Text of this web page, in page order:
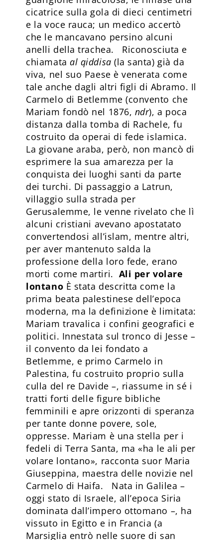
cicatrice sulla gola di dieci centimetri
e la voce rauca; un medico accertò
che le mancavano persino alcuni
anelli della trachea. Riconosciuta e
chiamataal qiddisa (la santa) già da
viva, nel suo Paese è venerata come
tale anche dagli altri figli di Abramo. Il
Carmelo di Betlemme (convento che
Mariam fondò nel 1876, ndr), a poca
distanza dalla tomba di Rachele, fu
costruito da operai di fede islamica.
La giovane araba, però, non mancò di
esprimere la sua amarezza per la
conquista dei luoghi santi da parte
dei turchi. Di passaggio a Latrun,
villaggio sulla strada per
Gerusalemme, le venne rivelato che lì
alcuni cristiani avevano apostatato
convertendosi all’islam, mentre altri,
per aver mantenuto salda la
professione della loro fede, erano
morti come martiri. Ali per volare
lontano È stata descritta come la
prima beata palestinese dell’epoca
moderna, ma la definizione è limitata:
Mariam travalica i confini geografici e
politici. Innestata sul tronco di Jesse –
il convento da lei fondato a
Betlemme, e primo Carmelo in
Palestina, fu costruito proprio sulla
culla del re Davide –, riassume in sé i
tratti forti delle figure bibliche
femminili e apre orizzonti di speranza
per tante donne povere, sole,
oppresse. Mariam è una stella per i
fedeli di Terra Santa, ma «ha le ali per
volare lontano», racconta suor Maria
Giuseppina, maestra delle novizie nel
Carmelo di Haifa. Nata in Galilea –
oggi stato di Israele, all’epoca Siria
dominata dall’impero ottomano –, ha
vissuto in Egitto e in Francia (a
Marsiglia entrò nelle suore di san